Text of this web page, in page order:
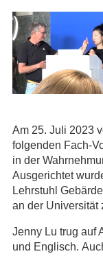
Am 25. Juli 2023
folgenden Fach-
in der
Ausgerichtet
Lehrstuhl
an der Universität
Jenny Lu trug auf
und Englisch.